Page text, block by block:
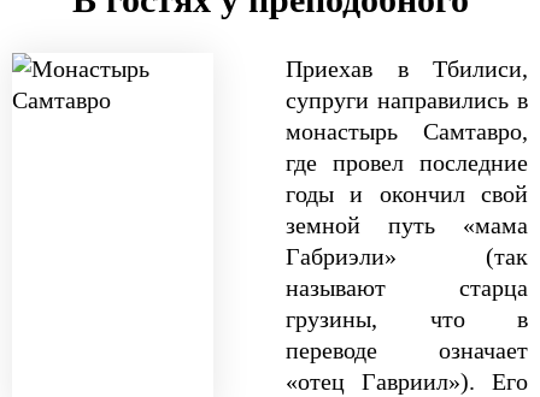
Приехав в Тбилиси,
супруги направились в
монастырь Самтавро,
где провел последние
годы и окончил свой
земной путь «мама
Габриэли» (так
называют старца
грузины, что в
переводе означает
«отец Гавриил»). Его